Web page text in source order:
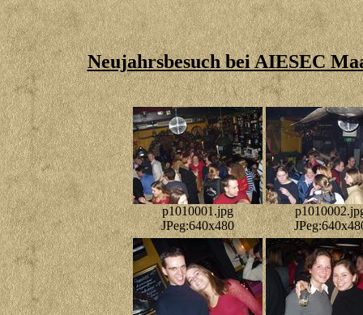
Neujahrsbesuch bei AIESEC
p1010001.jpg
JPeg:640x480